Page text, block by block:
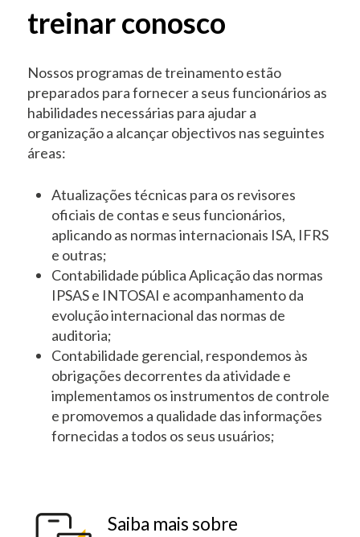
treinar conosco
Nossos programas de treinamento estão
preparados para fornecer a seus funcionários as
habilidades necessárias para ajudar a
organização a alcançar objectivos nas seguintes
áreas:
Atualizações técnicas para os revisores
oficiais de contas e seus funcionários,
aplicando as normas internacionais ISA, IFRS
e outras;
Contabilidade pública Aplicação das normas
IPSAS e INTOSAI e acompanhamento da
evolução internacional das normas de
auditoria;
Contabilidade gerencial, respondemos às
obrigações decorrentes da atividade e
implementamos os instrumentos de controle
e promovemos a qualidade das informações
fornecidas a todos os seus usuários;
Saiba mais sobre